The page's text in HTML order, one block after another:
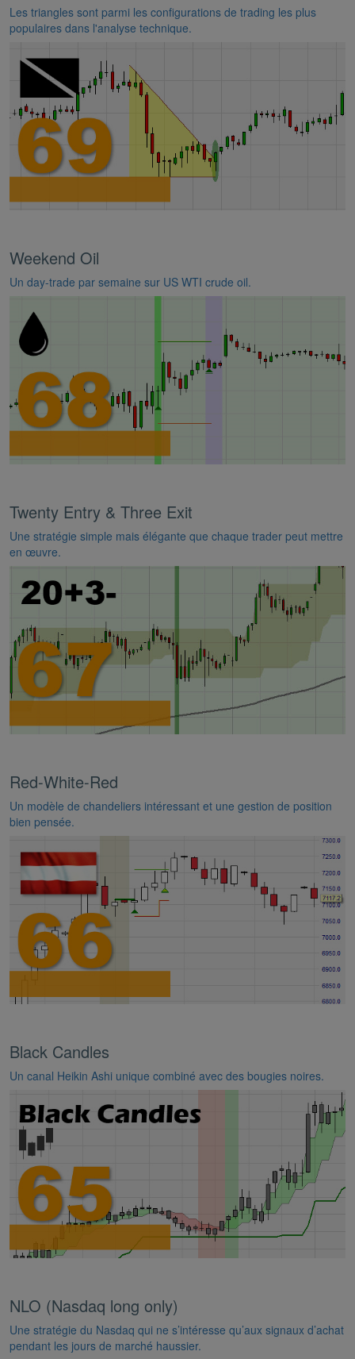
Les triangles sont parmi les configurations de trading les plus
populaires dans l'analyse technique.
Weekend Oil
Un day-trade par semaine sur US WTI crude oil.
Twenty Entry & Three Exit
Une stratégie simple mais élégante que chaque trader peut mettre
en œuvre.
Red-White-Red
Un modèle de chandeliers intéressant et une gestion de position
bien pensée.
Black Candles
Un canal Heikin Ashi unique combiné avec des bougies noires.
NLO (Nasdaq long only)
Une stratégie du Nasdaq qui ne s’intéresse qu’aux signaux d’achat
pendant les jours de marché haussier.